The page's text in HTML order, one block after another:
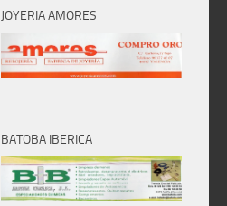
JOYERIA AMORES
BATOBA IBERICA